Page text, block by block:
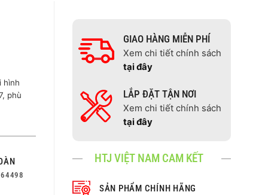
GIAO HÀNG MIỄN PHÍ
Xem chi tiết chính sách
tại đây
LẮP ĐẶT TẬN NƠI
Xem chi tiết chính sách
tại đây
HTJ VIỆT NAM CAM KẾT
SẢN PHẨM CHÍNH HÃNG
hình
phù